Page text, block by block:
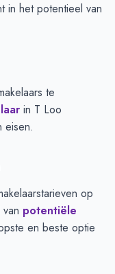
in het potentieel van
te
in T Loo
eisen.
op
potentiële
en beste optie